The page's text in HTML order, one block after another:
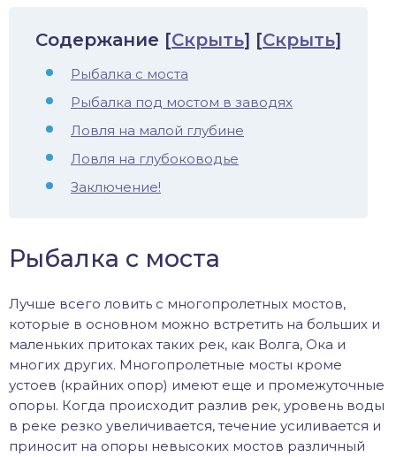
Содержание [Скрыть] [Скрыть]
Рыбалка с моста
Рыбалка под мостом в заводях
Ловля на малой глубине
Ловля на глубоководье
Заключение!
Рыбалка с моста
Лучше всего ловить с многопролетных мостов,
которые в основном можно встретить на больших и
маленьких притоках таких рек, как Волга, Ока и
многих других. Многопролетные мосты кроме
устоев (крайних опор) имеют еще и промежуточные
опоры. Когда происходит разлив рек, уровень воды
в реке резко увеличивается, течение усиливается и
приносит на опоры невысоких мостов различный
амур